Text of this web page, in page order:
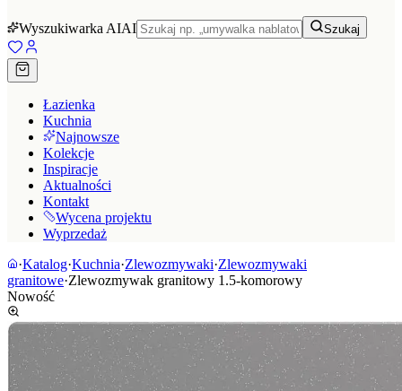
Wyszukiwarka AIAI Szukaj
Łazienka
Kuchnia
Najnowsze
Kolekcje
Inspiracje
Aktualności
Kontakt
Wycena projektu
Wyprzedaż
·Katalog·Kuchnia·Zlewozmywaki·Zlewozmywaki
granitowe·Zlewozmywak granitowy 1.5-komorowy
Nowość